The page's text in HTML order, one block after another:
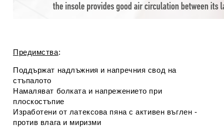
Предимства:
Поддържат надлъжния и напречния свод на
стъпалото
Намаляват болката и напрежението при
плоскостъпие
Изработени от латексова пяна с активен въглен -
против влага и миризми